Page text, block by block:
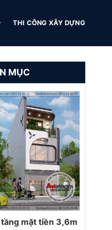
THI CÔNG XÂY DỰNG
MỤC
mặt tiền 3,6m